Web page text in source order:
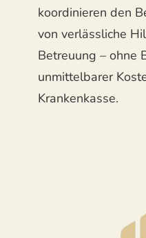
koordinieren den
von verlässliche
Betreuung – ohne
unmittelbarer
Krankenkasse.